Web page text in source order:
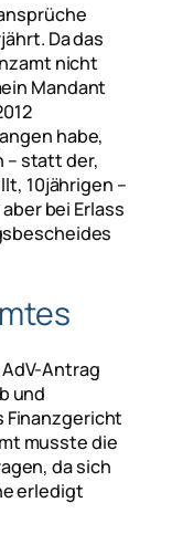
Da das
nicht
Mandant
habe,
– statt der,
10jährigen –
bei Erlass
Antrag
und
Finanzgericht
musste die
da sich
erledigt